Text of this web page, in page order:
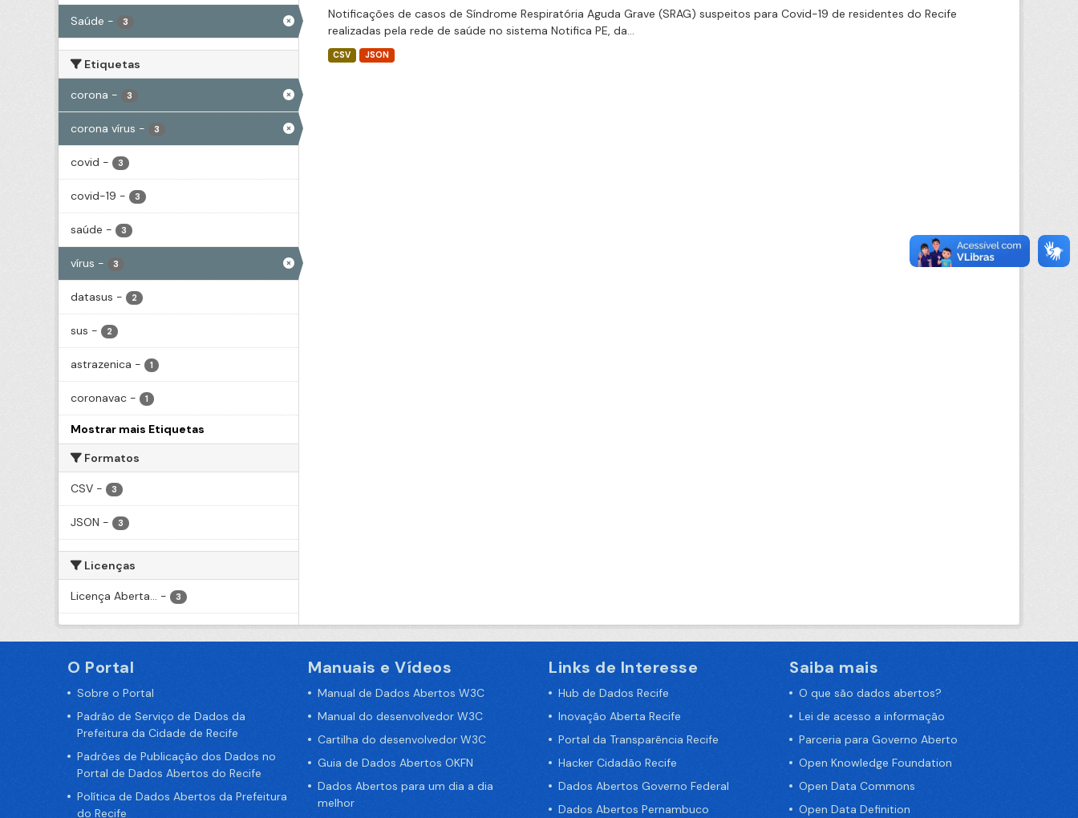
Saúde - 3
Etiquetas
corona - 3
corona vírus - 3
covid - 3
covid-19 - 3
saúde - 3
vírus - 3
datasus - 2
sus - 2
astrazenica - 1
coronavac - 1
Mostrar mais Etiquetas
Formatos
CSV - 3
JSON - 3
Licenças
Licença Aberta... - 3
Notificações de casos de Síndrome Respiratória Aguda Grave (SRAG) suspeitos para Covid-19 de residentes do Recife
realizadas pela rede de saúde no sistema Notifica PE, da...
CSV JSON
O Portal
Sobre o Portal
Padrão de Serviço de Dados da
Prefeitura da Cidade de Recife
Padrões de Publicação dos Dados no
Portal de Dados Abertos do Recife
Política de Dados Abertos da Prefeitura
do Recife
Manuais e Vídeos
Manual de Dados Abertos W3C
Manual do desenvolvedor W3C
Cartilha do desenvolvedor W3C
Guia de Dados Abertos OKFN
Dados Abertos para um dia a dia
melhor
Links de Interesse
Hub de Dados Recife
Inovação Aberta Recife
Portal da Transparência Recife
Hacker Cidadão Recife
Dados Abertos Governo Federal
Dados Abertos Pernambuco
Saiba mais
O que são dados abertos?
Lei de acesso a informação
Parceria para Governo Aberto
Open Knowledge Foundation
Open Data Commons
Open Data Definition